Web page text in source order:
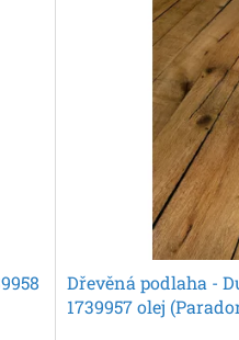
Dřevěná podlaha -
1739957 olej